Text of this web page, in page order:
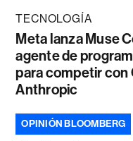
TECNOLOGÍA
Meta lanza Muse
agente de
para competir con
Anthropic
OPINIÓN BLOOMBERG